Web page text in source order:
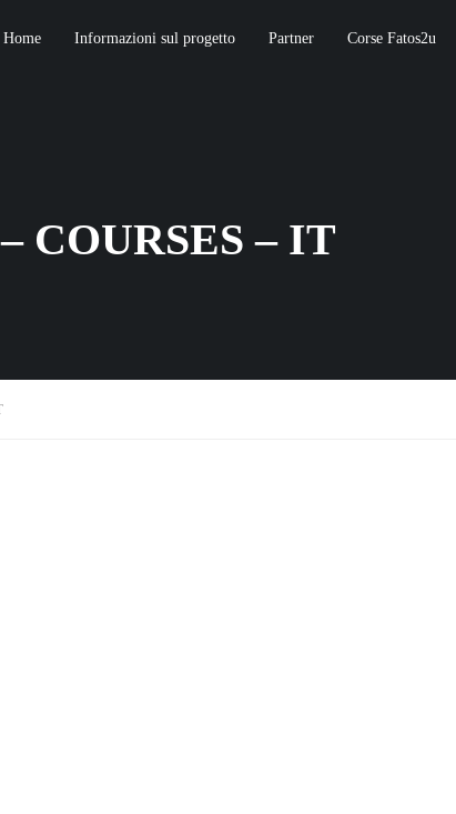
Home Informazioni sul progetto Partner Corse Fatos2u
COURSES – IT